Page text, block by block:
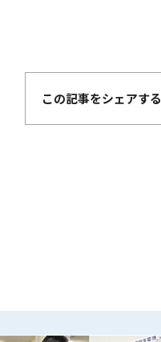
この記事をシェアする